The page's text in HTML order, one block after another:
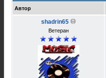
Автор
shadrin65
Ветеран